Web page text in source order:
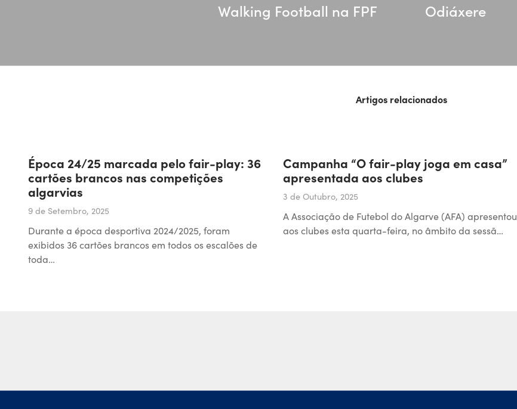
Walking Football na FPF
Odiáxere
Artigos relacionados
Época 24/25 marcada pelo fair-play: 36
cartões brancos nas competições
algarvias
9 de Setembro, 2025
Durante a época desportiva 2024/2025, foram
exibidos 36 cartões brancos em todos os escalões de
toda…
Campanha “O fair-play joga em casa”
apresentada aos clubes
3 de Outubro, 2025
A Associação de Futebol do Algarve (AFA) apresentou
aos clubes esta quarta-feira, no âmbito da sessã…